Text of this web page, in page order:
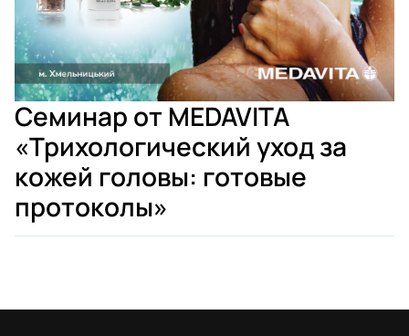
Семинар от MEDAVITA
«Трихологический уход за
кожей головы: готовые
протоколы»